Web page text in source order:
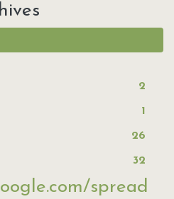
2
1
26
32
spread